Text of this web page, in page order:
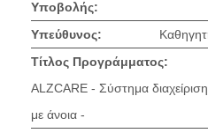
Υποβολής:
Υπεύθυνος:
Τίτλος Προγράμματος:
ALZCARE - Σύστημα
με άνοια -